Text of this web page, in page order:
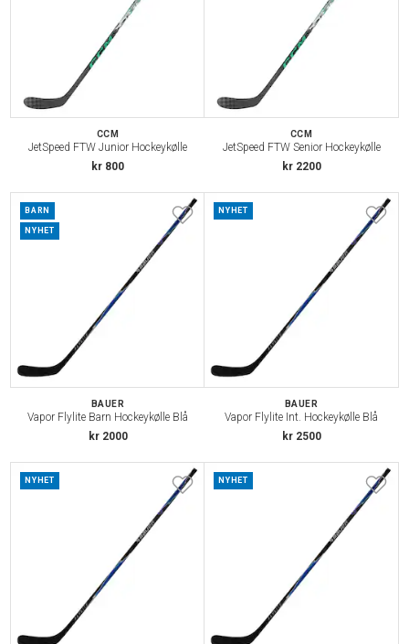
CCM
JetSpeed FTW Junior Hockeykølle
kr 800
CCM
JetSpeed FTW Senior Hockeykølle
kr 2200
BARN
NYHET
BAUER
Vapor Flylite Barn Hockeykølle Blå
kr 2000
NYHET
BAUER
Vapor Flylite Int. Hockeykølle Blå
kr 2500
NYHET NYHET